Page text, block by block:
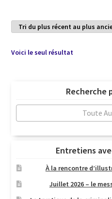
Voici le seul résultat
Recherche
Toute
Entretiens
À la rencontre
Juillet 2026 – le